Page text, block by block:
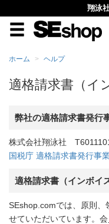
翔泳
ホーム ヘルプ
適格請求書（イ
弊社の適格請求書発行
株式会社翔泳社
国税庁 適格請求書発行事
適格請求書（インボイ
SEshop.comでは、原則、
せていただいています。